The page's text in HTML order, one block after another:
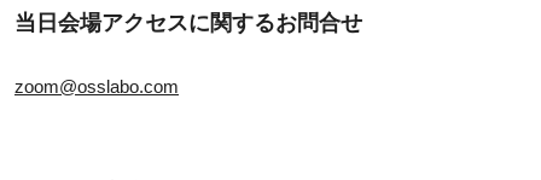
当日会場アクセスに関するお問合せ
zoom@osslabo.com